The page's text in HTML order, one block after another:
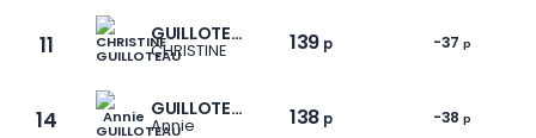
1 / 9
11 GUILLOTEAU
CHRISTINE 139 p -37 p
14 GUILLOTEAU
Annie 138 p -38 p